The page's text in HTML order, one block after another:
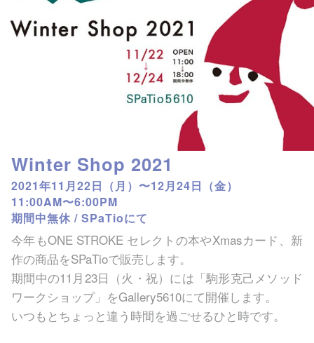
Winter Shop 2021
2021年11月22日（月）〜12月24日（金）
11:00AM〜6:00PM
期間中無休 / SPaTioにて
今年もONE STROKE セレクトの本やXmasカード、新
作の商品をSPaTioで販売します。
期間中の11月23日（火・祝）には「駒形克己メソッド
ワークショップ」をGallery5610にて開催します。
いつもとちょっと違う時間を過ごせるひと時です。